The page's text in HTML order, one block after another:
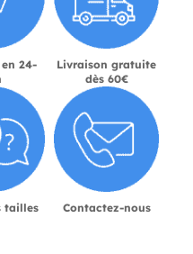
24-
Livraison gratuite
dès 60€
tailles Contactez-nous